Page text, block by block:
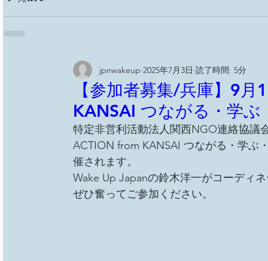
【参加者募集/兵庫】9
KANSAI つながる・学
jpnwakeup 2025年7月3日 読了時間: 5分
特定非営利活動法人関西NGO連絡協議
ACTION from KANSAI つながる・学ぶ
催されます。
Wake Up Japanの鈴木洋一がコーディ
ぜひ奮ってご参加ください。